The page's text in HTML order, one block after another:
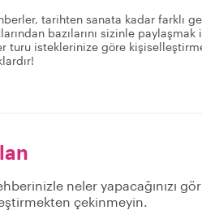
tarihten sanata kadar farklı
bazılarını sizinle
turu isteklerinize göre
neler yapacağınızı
çekinmeyin.